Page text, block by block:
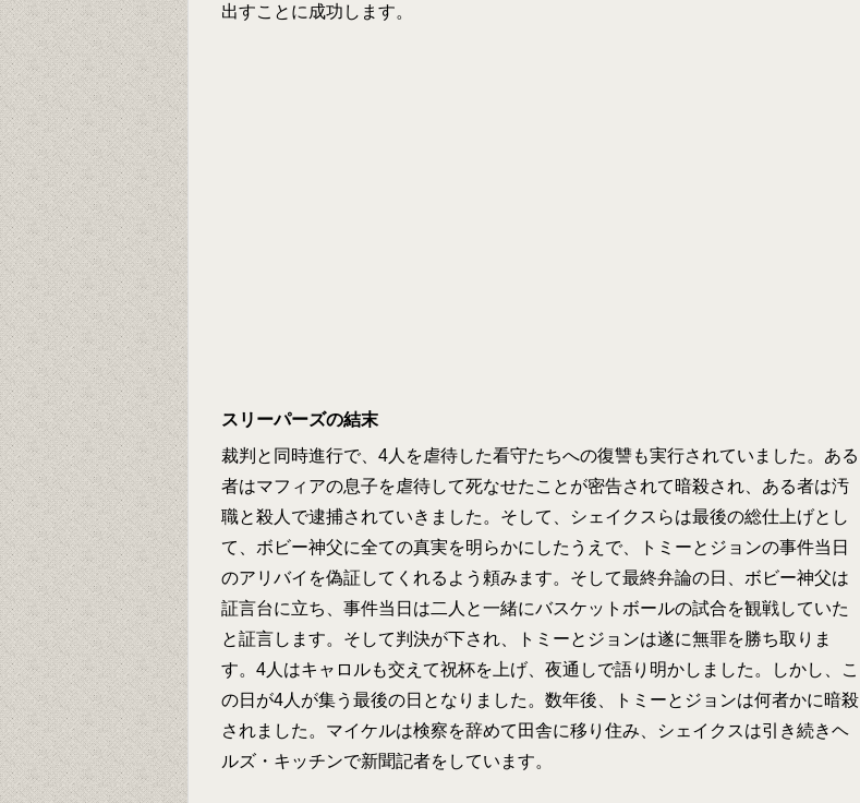
出すことに成功します。
スリーパーズの結末
裁判と同時進行で、4人を虐待した看守たちへの復讐も実行されていました。ある
者はマフィアの息子を虐待して死なせたことが密告されて暗殺され、ある者は汚
職と殺人で逮捕されていきました。そして、シェイクスらは最後の総仕上げとし
て、ボビー神父に全ての真実を明らかにしたうえで、トミーとジョンの事件当日
のアリバイを偽証してくれるよう頼みます。そして最終弁論の日、ボビー神父は
証言台に立ち、事件当日は二人と一緒にバスケットボールの試合を観戦していた
と証言します。そして判決が下され、トミーとジョンは遂に無罪を勝ち取りま
す。4人はキャロルも交えて祝杯を上げ、夜通しで語り明かしました。しかし、こ
の日が4人が集う最後の日となりました。数年後、トミーとジョンは何者かに暗殺
されました。マイケルは検察を辞めて田舎に移り住み、シェイクスは引き続きヘ
ルズ・キッチンで新聞記者をしています。